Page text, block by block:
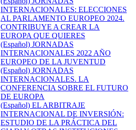
INTERNACIONALES: ELECCIONES
AL PARLAMENTO EUROPEO 2024.
CONTRIBUYE A CREAR LA
EUROPA QUE QUIERES
(Español) JORNADAS
INTERNACIONALES 2022 AÑO
EUROPEO DE LA JUVENTUD
(Español) JORNADAS
INTERNACIONALES. LA
CONFERENCIA SOBRE EL FUTURO
DE EUROPA
(Español) EL ARBITRAJE
INTERNACIONAL DE INVERSIÓN:
ESTUDIO DE LA PRÁCTICA DEL